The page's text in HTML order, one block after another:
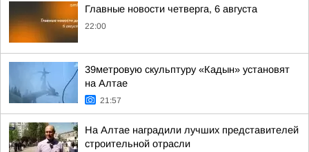
Главные новости четверга, 6 августа
22:00
39метровую скульптуру «Кадын» установят
на Алтае
21:57
На Алтае наградили лучших представителей
строительной отрасли